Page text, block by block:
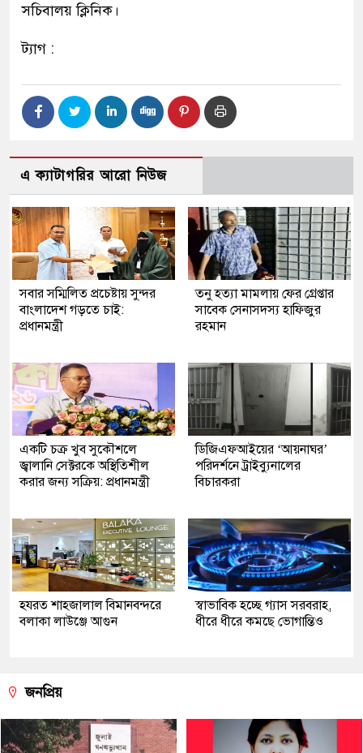
সচিবালয় ক্লিনিক।
ট্যাগ :
এ ক্যাটাগরির আরো নিউজ
সবার সম্মিলিত প্রচেষ্টায় সুন্দর
বাংলাদেশ গড়তে চাই:
প্রধানমন্ত্রী
তনু হত্যা মামলায় ফের গ্রেপ্তার
সাবেক সেনাসদস্য হাফিজুর
রহমান
একটি চক্র খুব সুকৌশলে
জ্বালানি সেক্টরকে অস্থিতিশীল
করার জন্য সক্রিয়: প্রধানমন্ত্রী
ডিজিএফআইয়ের ‘আয়নাঘর’
পরিদর্শনে ট্রাইব্যুনালের
বিচারকরা
হযরত শাহজালাল বিমানবন্দরে
বলাকা লাউঞ্জে আগুন
স্বাভাবিক হচ্ছে গ্যাস সরবরাহ,
ধীরে ধীরে কমছে ভোগান্তিও
জনপ্রিয়